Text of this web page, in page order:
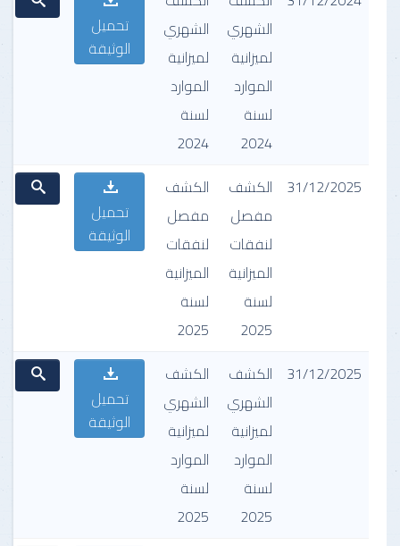
الشهري
لميزانية
الموارد
لسنة
2024
الشهري
لميزانية
الموارد
لسنة
2024
تحميل
الوثيقة
31/12/2025 الكشف
مفصل
لنفقات
الميزانية
لسنة
2025
الكشف
مفصل
لنفقات
الميزانية
لسنة
2025
تحميل
الوثيقة
31/12/2025 الكشف
الشهري
لميزانية
الموارد
لسنة
2025
الكشف
الشهري
لميزانية
الموارد
لسنة
2025
تحميل
الوثيقة